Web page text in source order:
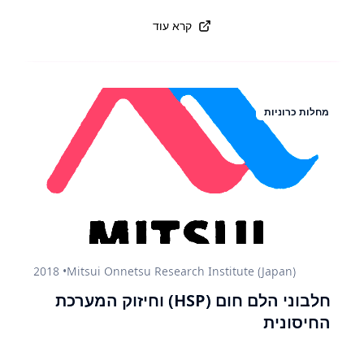
קרא עוד
מחלות כרוניות
Mitsui Onnetsu Research Institute (Japan)
•
2018
חלבוני הלם חום (HSP) וחיזוק המערכת
החיסונית